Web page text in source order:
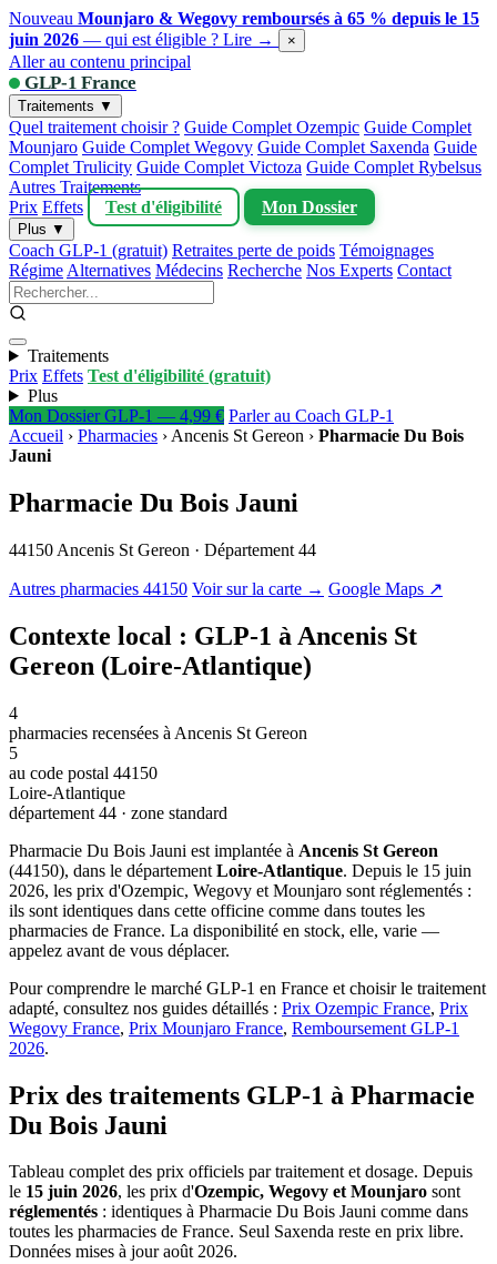
Nouveau Mounjaro & Wegovy remboursés à 65 % depuis le 15
juin 2026 — qui est éligible ? Lire → ×
Aller au contenu principal
GLP-1 France
Traitements ▼
Quel traitement choisir ? Guide Complet Ozempic Guide Complet
Mounjaro Guide Complet Wegovy Guide Complet Saxenda Guide
Complet Trulicity Guide Complet Victoza Guide Complet Rybelsus
Autres Traitements
Prix Effets Test d'éligibilité Mon Dossier
Plus ▼
Coach GLP-1 (gratuit) Retraites perte de poids Témoignages
Régime Alternatives Médecins Recherche Nos Experts Contact
Traitements
Prix Effets Test d'éligibilité (gratuit)
Plus
Mon Dossier GLP-1 — 4,99 € Parler au Coach GLP-1
Accueil › Pharmacies › Ancenis St Gereon › Pharmacie Du Bois
Jauni
Pharmacie Du Bois Jauni
44150 Ancenis St Gereon · Département 44
Autres pharmacies 44150 Voir sur la carte → Google Maps ↗
Contexte local : GLP-1 à Ancenis St
Gereon (Loire-Atlantique)
4
pharmacies recensées à Ancenis St Gereon
5
au code postal 44150
Loire-Atlantique
département 44 · zone standard
Pharmacie Du Bois Jauni est implantée à Ancenis St Gereon
(44150), dans le département Loire-Atlantique. Depuis le 15 juin
2026, les prix d'Ozempic, Wegovy et Mounjaro sont réglementés :
ils sont identiques dans cette officine comme dans toutes les
pharmacies de France. La disponibilité en stock, elle, varie —
appelez avant de vous déplacer.
Pour comprendre le marché GLP-1 en France et choisir le traitement
adapté, consultez nos guides détaillés : Prix Ozempic France, Prix
Wegovy France, Prix Mounjaro France, Remboursement GLP-1
2026.
Prix des traitements GLP-1 à Pharmacie
Du Bois Jauni
Tableau complet des prix officiels par traitement et dosage. Depuis
le 15 juin 2026, les prix d'Ozempic, Wegovy et Mounjaro sont
réglementés : identiques à Pharmacie Du Bois Jauni comme dans
toutes les pharmacies de France. Seul Saxenda reste en prix libre.
Données mises à jour août 2026.